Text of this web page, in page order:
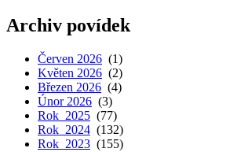
Archiv povídek
Červen 2026 (1)
Květen 2026 (2)
Březen 2026 (4)
Únor 2026 (3)
Rok 2025 (77)
Rok 2024 (132)
Rok 2023 (155)